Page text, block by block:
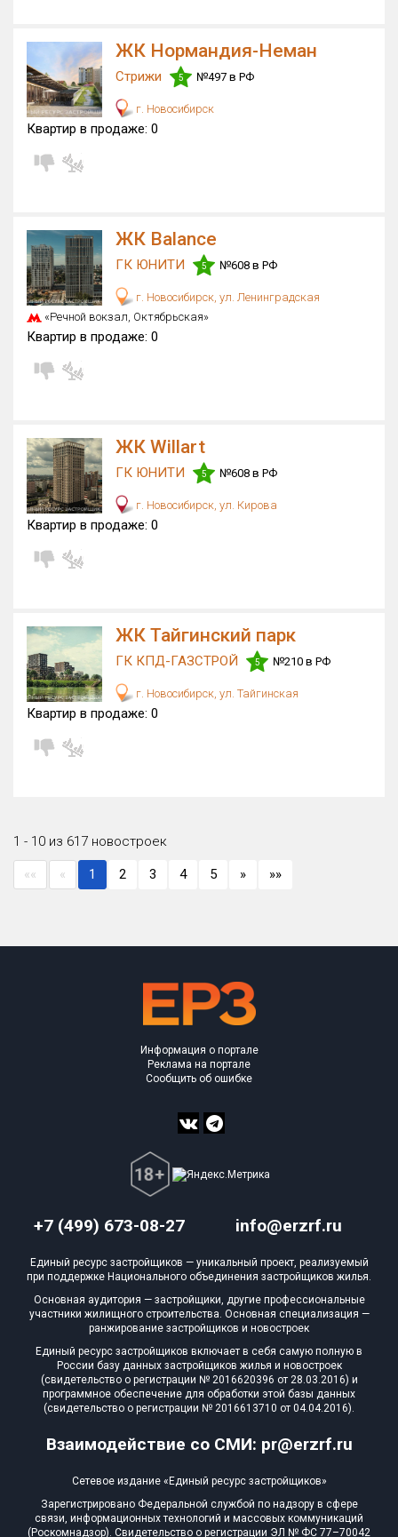
ЖК Нормандия-Неман
Стрижи 5 №497 в РФ
г. Новосибирск
Квартир в продаже: 0
ЖК Balance
ГК ЮНИТИ 5 №608 в РФ
г. Новосибирск, ул. Ленинградская
«Речной вокзал, Октябрьская»
Квартир в продаже: 0
ЖК Willart
ГК ЮНИТИ 5 №608 в РФ
г. Новосибирск, ул. Кирова
Квартир в продаже: 0
ЖК Тайгинский парк
ГК КПД-ГАЗСТРОЙ 5 №210 в РФ
г. Новосибирск, ул. Тайгинская
Квартир в продаже: 0
1 - 10 из 617 новостроек
«« « 1 2 3 4 5 » »»
+7 (499) 673-08-27 info@erzrf.ru
Взаимодействие со СМИ: pr@erzrf.ru
Информация о портале
Реклама на портале
Сообщить об ошибке
Единый ресурс застройщиков — уникальный проект, реализуемый
при поддержке Национального объединения застройщиков жилья.
Основная аудитория — застройщики, другие профессиональные
участники жилищного строительства. Основная специализация —
ранжирование застройщиков и новостроек
Единый ресурс застройщиков включает в себя самую полную в
России базу данных застройщиков жилья и новостроек
(свидетельство о регистрации № 2016620396 от 28.03.2016) и
программное обеспечение для обработки этой базы данных
(свидетельство о регистрации № 2016613710 от 04.04.2016).
Сетевое издание «Единый ресурс застройщиков»
Зарегистрировано Федеральной службой по надзору в сфере
связи, информационных технологий и массовых коммуникаций
(Роскомнадзор). Свидетельство о регистрации ЭЛ № ФС 77–70042